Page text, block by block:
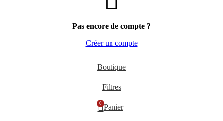
Pas encore de compte ?
Créer un compte
Boutique
Filtres
0 Panier